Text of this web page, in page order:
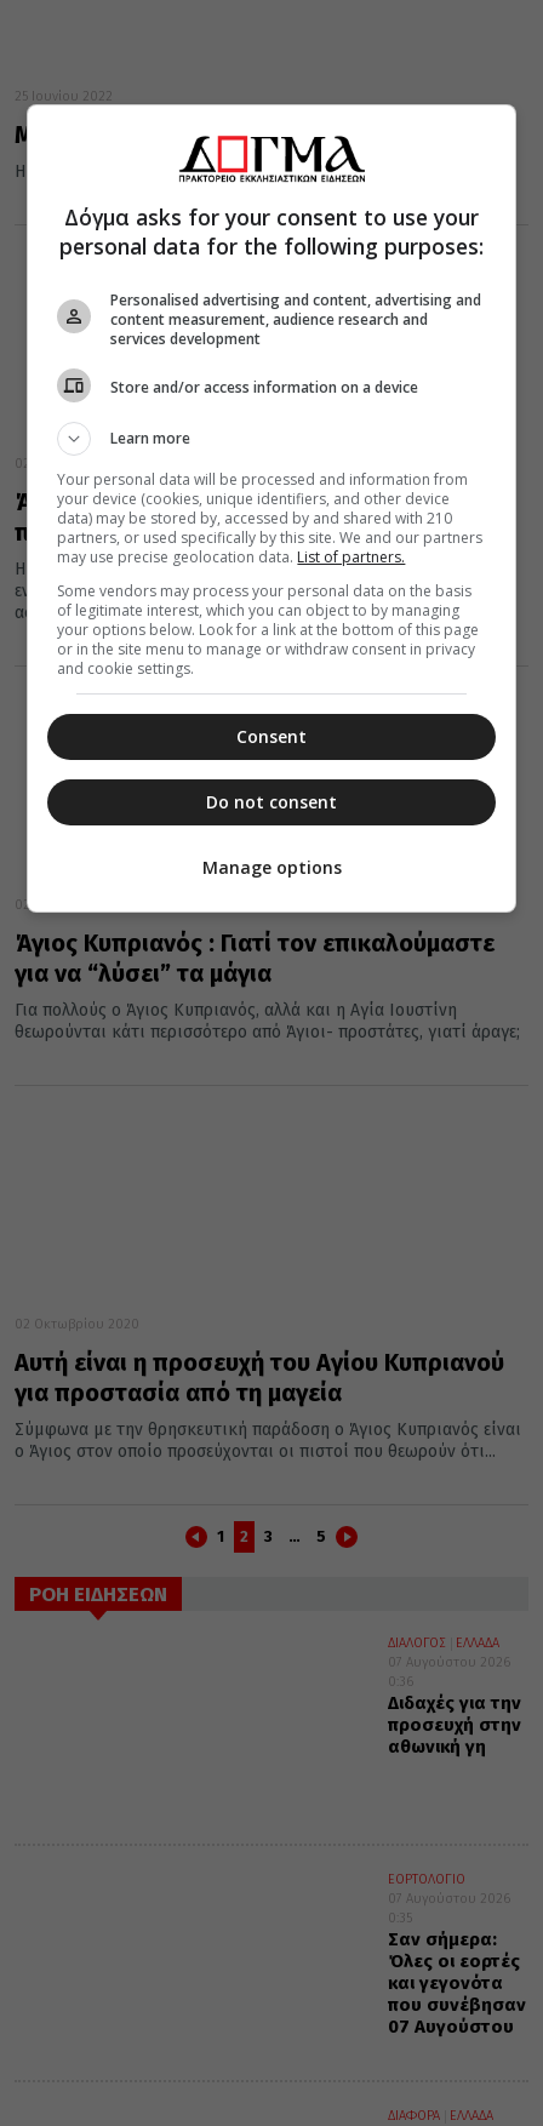
25 Ιουνίου 2022
Μαγεία και Προλήψεις (ΒΙΝΤΕΟ)
Η Μαγεία, οι Προλήψεις και η ορθόδοξη αντιμετώπισή τους
02 Οκτωβρίου 2021
Άγιος Κυπριανός: Αυτή είναι η προσευχή για
προστασία από τη μαγεία
Η μαγεία δεν είναι ανεξάρτητη από τις σατανικές και διαβολικές
ενέργειες. Ο Θεός απαγόρευσε αυστηρά στους Εβραίους να
ασχολούνται...
02 Οκτωβρίου 2021
Άγιος Κυπριανός : Γιατί τον επικαλούμαστε
για να “λύσει” τα μάγια
Για πολλούς ο Άγιος Κυπριανός, αλλά και η Αγία Ιουστίνη
θεωρούνται κάτι περισσότερο από Άγιοι- προστάτες, γιατί άραγε;
02 Οκτωβρίου 2020
Αυτή είναι η προσευχή του Αγίου Κυπριανού
για προστασία από τη μαγεία
Σύμφωνα με την θρησκευτική παράδοση ο Άγιος Κυπριανός είναι
ο Άγιος στον οποίο προσεύχονται οι πιστοί που θεωρούν ότι...
1 2 3 … 5
ΡΟΗ ΕΙΔΗΣΕΩΝ
ΔΙΑΛΟΓΟΣ
ΕΛΛΑΔΑ
07 Αυγούστου 2026
0:36
Διδαχές για την
προσευχή στην
αθωνική γη
ΕΟΡΤΟΛΟΓΙΟ
07 Αυγούστου 2026
0:35
Σαν σήμερα:
Όλες οι εορτές
και γεγονότα
που συνέβησαν
07 Αυγούστου
ΔΙΑΦΟΡΑ
ΕΛΛΑΔΑ
Δόγμα asks for your consent to use your
personal data for the following purposes:
Personalised advertising and content, advertising and
content measurement, audience research and
services development
Store and/or access information on a device
Learn more
Your personal data will be processed and information from
your device (cookies, unique identifiers, and other device
data) may be stored by, accessed by and shared with 210
partners, or used specifically by this site. We and our partners
may use precise geolocation data. List of partners.
Some vendors may process your personal data on the basis
of legitimate interest, which you can object to by managing
your options below. Look for a link at the bottom of this page
or in the site menu to manage or withdraw consent in privacy
and cookie settings.
Consent
Do not consent
Manage options